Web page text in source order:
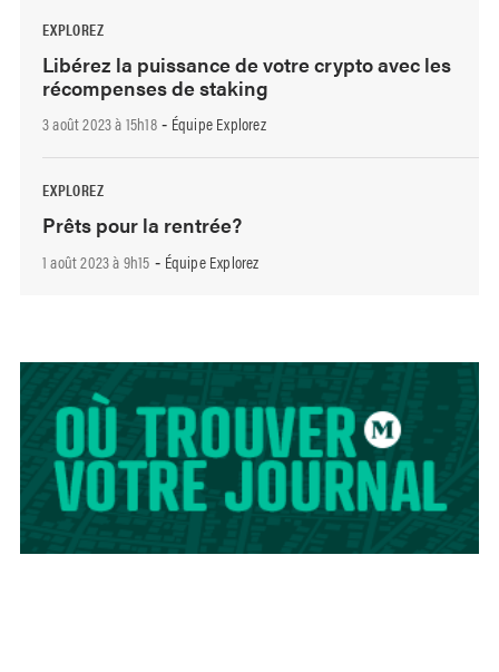
EXPLOREZ
Libérez la puissance de votre crypto avec les
récompenses de staking
3 août 2023 à 15h18- Équipe Explorez
EXPLOREZ
Prêts pour la rentrée?
1 août 2023 à 9h15 - Équipe Explorez